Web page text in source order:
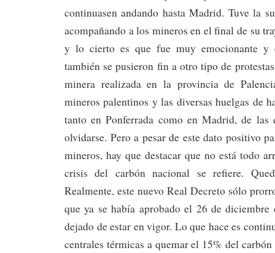
continuasen andando hasta Madrid. Tuve la
acompañando a los mineros en el final de su
y lo cierto es que fue muy emocionante y
también se pusieron fin a otro tipo de
minera realizada en la provincia de
mineros palentinos y las diversas huelgas de
tanto en Ponferrada como en Madrid, de las
olvidarse. Pero a pesar de este dato positivo
mineros, hay que destacar que no está todo
crisis del carbón nacional se refiere.
Realmente, este nuevo Real Decreto sólo
que ya se había aprobado el 26 de diciembre
dejado de estar en vigor. Lo que hace es
centrales térmicas a quemar el 15% del